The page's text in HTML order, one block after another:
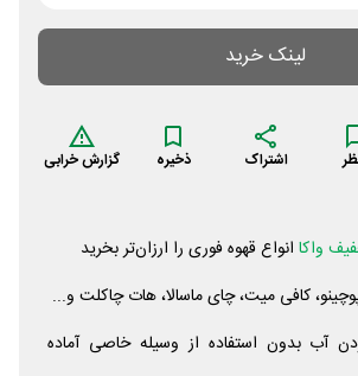
لینک خرید
اشتراک ذخیره گزارش خرابی
واکا انواع قهوه فوری را ارزان‌تر بخرید
کافی میت، چای ماسالا، هات چاکلت و...
آب بدون استفاده از وسیله خاصی آماده